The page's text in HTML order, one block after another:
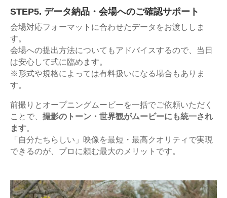
STEP5. データ納品・会場へのご確認サポート
会場対応フォーマットに合わせたデータをお渡ししま
す。
会場への提出方法についてもアドバイスするので、当日
は安心して式に臨めます。
※形式や規格によっては有料扱いになる場合もありま
す。
前撮りとオープニングムービーを一括でご依頼いただく
ことで、 撮影のトーン・世界観がムービーにも統一され
ます。
「自分たちらしい」映像を最短・最高クオリティで実現
できるのが、プロに頼む最大のメリットです。